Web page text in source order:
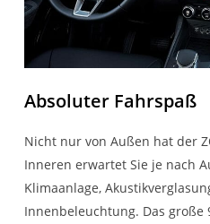
Absoluter Fahrspaß
Nicht nur von Außen hat der
Inneren erwartet Sie je nach
Klimaanlage,
Innenbeleuchtung. Das große